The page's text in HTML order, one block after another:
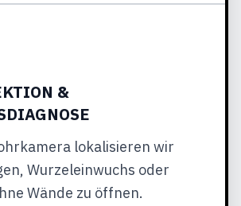
&
lokalisieren wir
Wurzeleinwuchs oder
Wände zu öffnen.